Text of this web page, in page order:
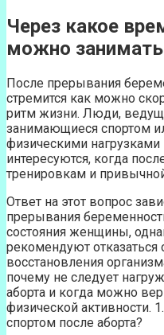
Через какое
можно
После прерывания
стремится как можно
ритм жизни. Люди,
занимающиеся спортом
физическими
интересуются, когда
тренировкам и
Ответ на этот вопрос
прерывания
состояния женщины,
рекомендуют отказаться
восстановления
почему не следует
аборта и когда можно
физической активности.
спортом после аборта?